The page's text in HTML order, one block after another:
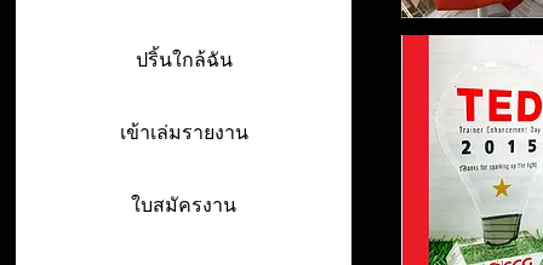
ปริ้นใกล้ฉัน
เข้าเล่มรายงาน
ใบสมัครงาน